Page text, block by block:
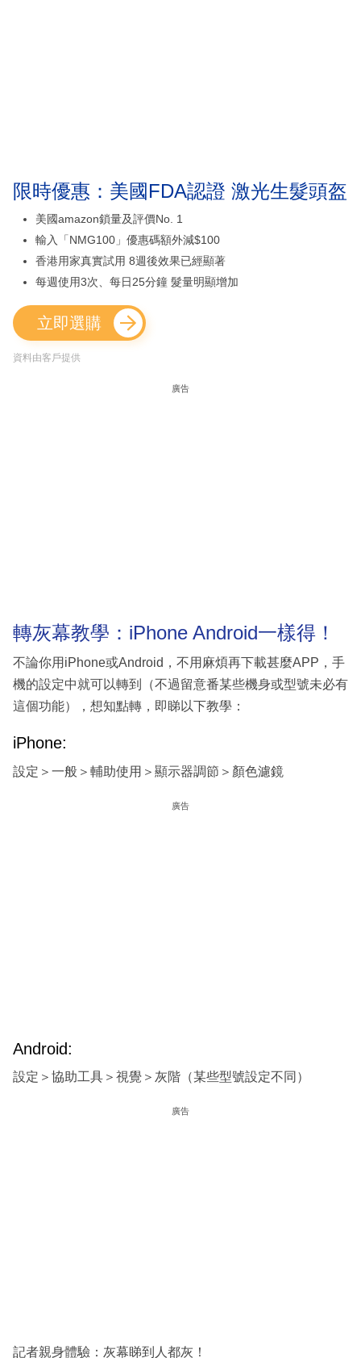
限時優惠：美國FDA認證 激光生髮頭盔
美國amazon鎖量及評價No. 1
輸入「NMG100」優惠碼額外減$100
香港用家真實試用 8週後效果已經顯著
每週使用3次、每日25分鐘 髮量明顯增加
立即選購
資料由客戶提供
廣告
轉灰幕教學：iPhone Android一樣得！
不論你用iPhone或Android，不用麻煩再下載甚麼APP，手
機的設定中就可以轉到（不過留意番某些機身或型號未必有
這個功能），想知點轉，即睇以下教學：
iPhone:
設定＞一般＞輔助使用＞顯示器調節＞顏色濾鏡
廣告
Android:
設定＞協助工具＞視覺＞灰階（某些型號設定不同）
廣告
記者親身體驗：灰幕睇到人都灰！